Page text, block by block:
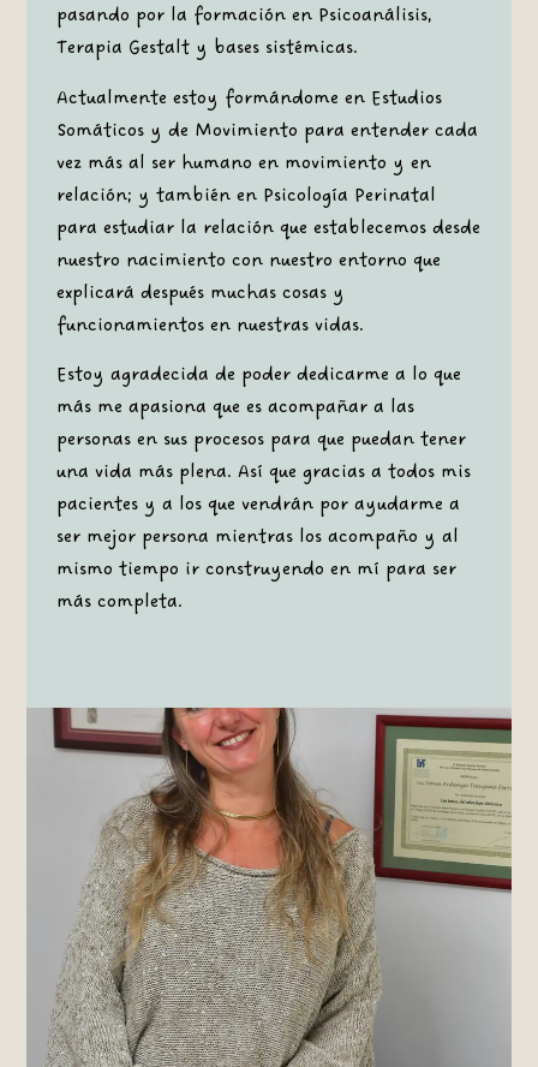
pasando por la formación en Psicoanálisis,
Terapia Gestalt y bases sistémicas.
Actualmente estoy formándome en Estudios
Somáticos y de Movimiento para entender cada
vez más al ser humano en movimiento y en
relación; y también en Psicología Perinatal
para estudiar la relación que establecemos desde
nuestro nacimiento con nuestro entorno que
explicará después muchas cosas y
funcionamientos en nuestras vidas.
Estoy agradecida de poder dedicarme a lo que
más me apasiona que es acompañar a las
personas en sus procesos para que puedan tener
una vida más plena. Así que gracias a todos mis
pacientes y a los que vendrán por ayudarme a
ser mejor persona mientras los acompaño y al
mismo tiempo ir construyendo en mí para ser
más completa.